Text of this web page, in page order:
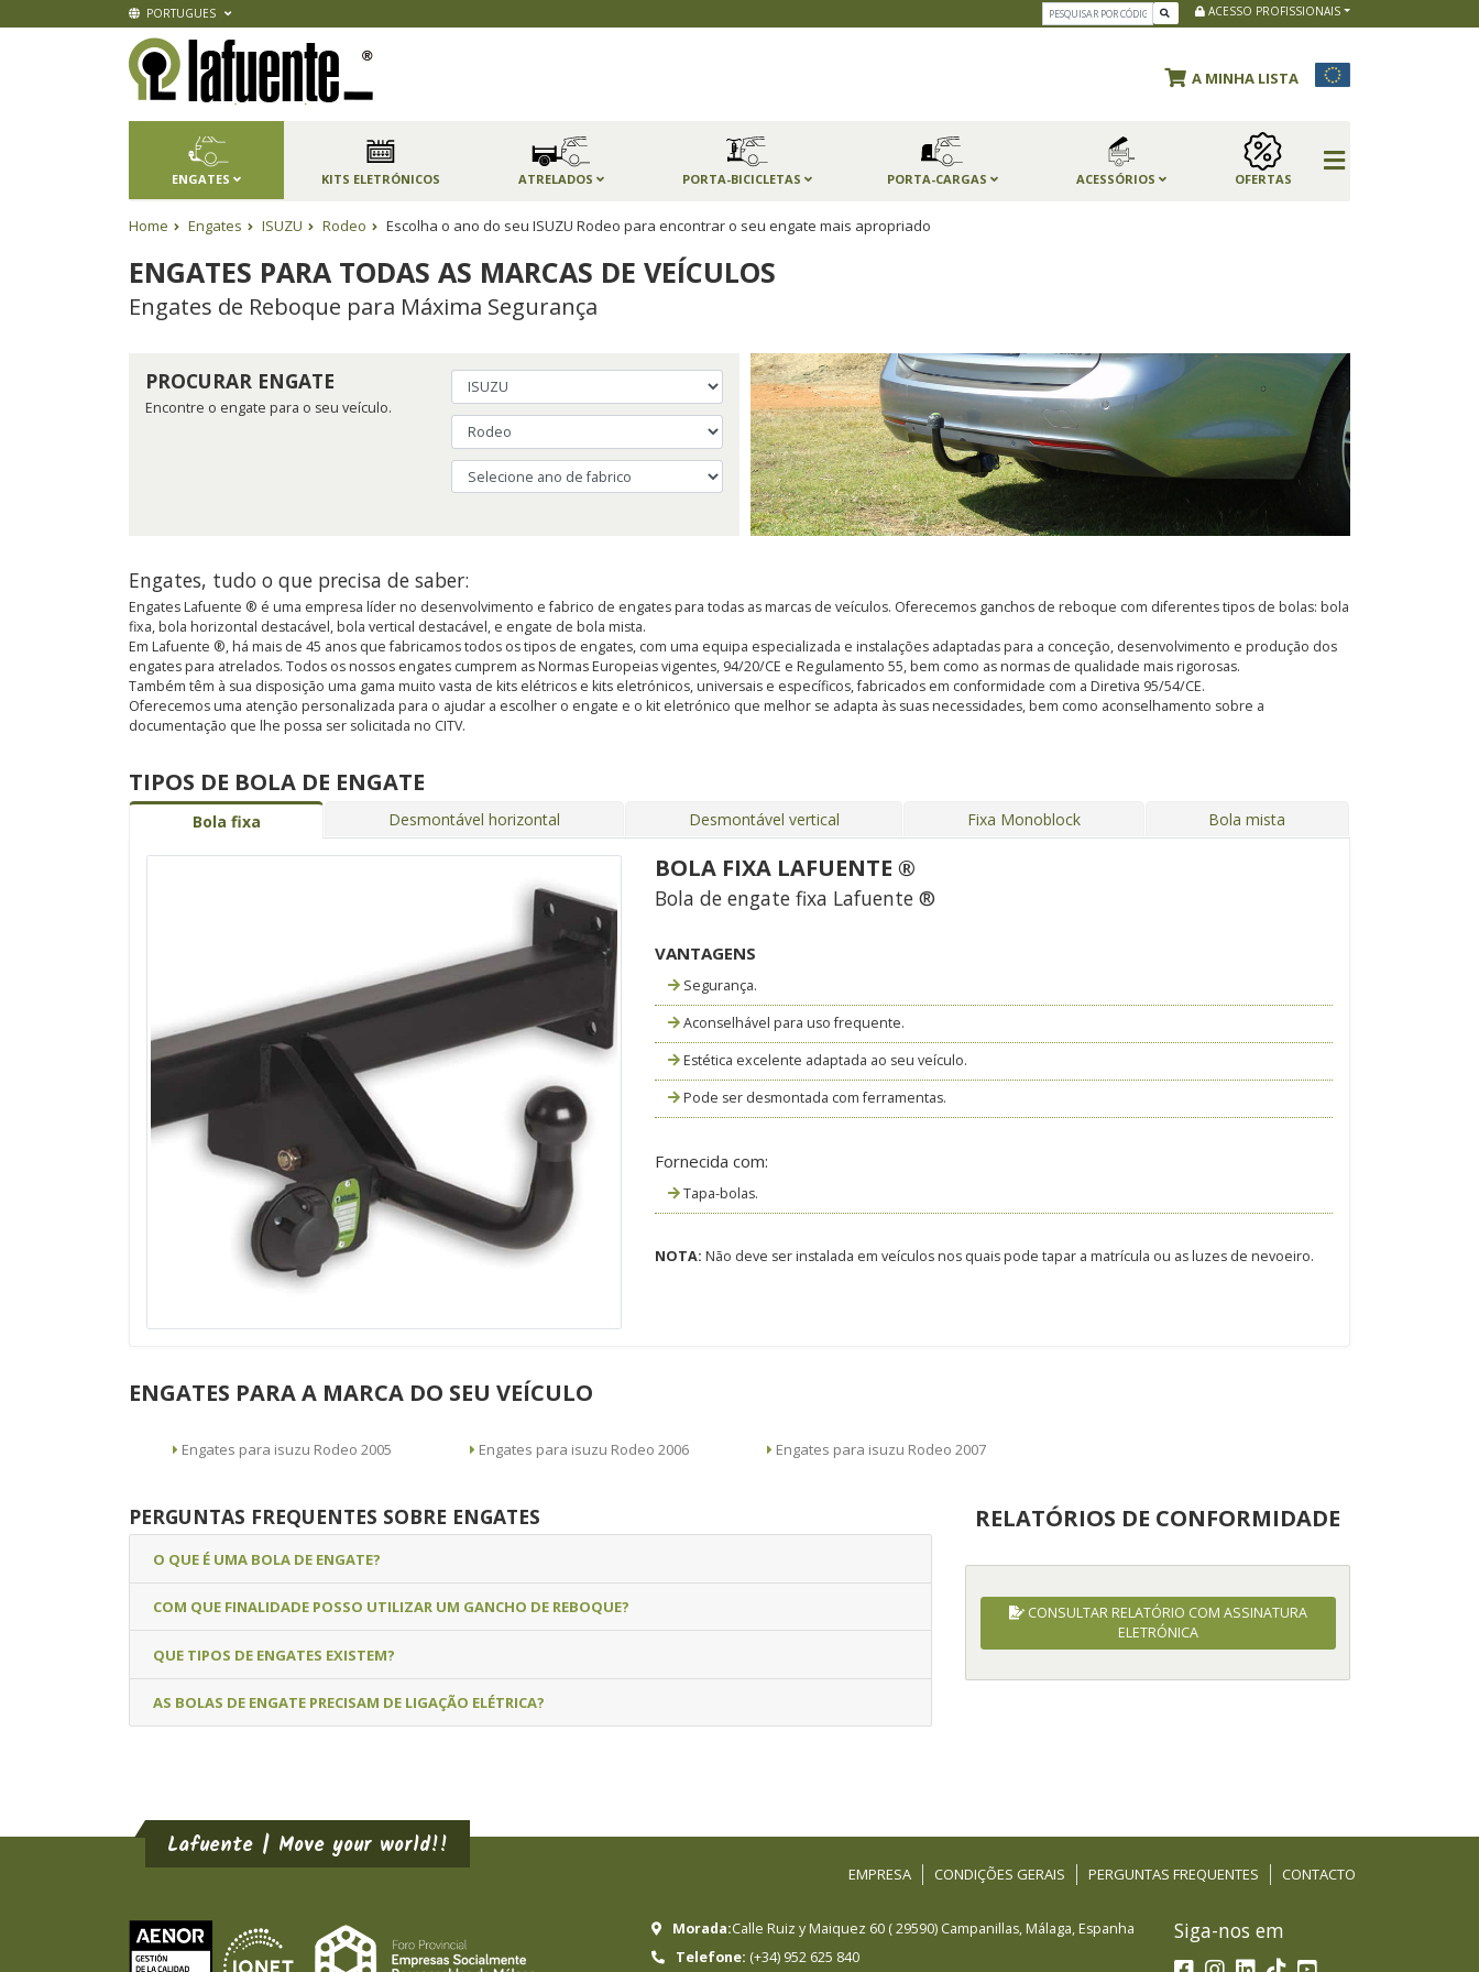
PORTUGUES ACESSO PROFISSIONAIS
A MINHA LISTA
ENGATES KITS ELETRÓNICOS ATRELADOS PORTA-BICICLETAS PORTA-CARGAS ACESSÓRIOS OFERTAS
Home Engates ISUZU Rodeo Escolha o ano do seu ISUZU Rodeo para encontrar o seu engate mais apropriado
ENGATES PARA TODAS AS MARCAS DE VEÍCULOS
Engates de Reboque para Máxima Segurança
PROCURAR ENGATE
Encontre o engate para o seu veículo.
Engates, tudo o que precisa de saber:
Engates Lafuente ® é uma empresa líder no desenvolvimento e fabrico de engates para todas as marcas de veículos. Oferecemos ganchos de reboque com diferentes tipos de bolas: bola
fixa, bola horizontal destacável, bola vertical destacável, e engate de bola mista.
Em Lafuente ®, há mais de 45 anos que fabricamos todos os tipos de engates, com uma equipa especializada e instalações adaptadas para a conceção, desenvolvimento e produção dos
engates para atrelados. Todos os nossos engates cumprem as Normas Europeias vigentes, 94/20/CE e Regulamento 55, bem como as normas de qualidade mais rigorosas.
Também têm à sua disposição uma gama muito vasta de kits elétricos e kits eletrónicos, universais e específicos, fabricados em conformidade com a Diretiva 95/54/CE.
Oferecemos uma atenção personalizada para o ajudar a escolher o engate e o kit eletrónico que melhor se adapta às suas necessidades, bem como aconselhamento sobre a
documentação que lhe possa ser solicitada no CITV.
TIPOS DE BOLA DE ENGATE
Bola fixa Desmontável horizontal Desmontável vertical Fixa Monoblock Bola mista
BOLA FIXA LAFUENTE ®
Bola de engate fixa Lafuente ®
VANTAGENS
Segurança.
Aconselhável para uso frequente.
Estética excelente adaptada ao seu veículo.
Pode ser desmontada com ferramentas.
Fornecida com:
Tapa-bolas.
NOTA: Não deve ser instalada em veículos nos quais pode tapar a matrícula ou as luzes de nevoeiro.
ENGATES PARA A MARCA DO SEU VEÍCULO
Engates para isuzu Rodeo 2005 Engates para isuzu Rodeo 2006 Engates para isuzu Rodeo 2007
PERGUNTAS FREQUENTES SOBRE ENGATES
O QUE É UMA BOLA DE ENGATE?
COM QUE FINALIDADE POSSO UTILIZAR UM GANCHO DE REBOQUE?
QUE TIPOS DE ENGATES EXISTEM?
AS BOLAS DE ENGATE PRECISAM DE LIGAÇÃO ELÉTRICA?
RELATÓRIOS DE CONFORMIDADE
CONSULTAR RELATÓRIO COM ASSINATURA
ELETRÓNICA
Lafuente | Move your world!!
EMPRESA CONDIÇÕES GERAIS PERGUNTAS FREQUENTES CONTACTO
Morada:Calle Ruiz y Maiquez 60 (29590) Campanillas, Málaga, Espanha
Telefone: (+34) 952 625 840
Siga-nos em